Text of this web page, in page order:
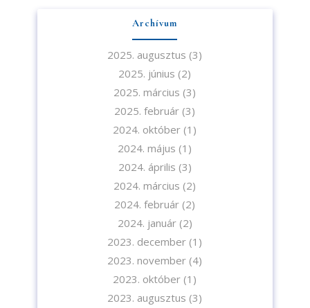
Archívum
2025. augusztus (3)
2025. június (2)
2025. március (3)
2025. február (3)
2024. október (1)
2024. május (1)
2024. április (3)
2024. március (2)
2024. február (2)
2024. január(2)
2023. december (1)
2023. november (4)
2023. október (1)
2023. augusztus (3)